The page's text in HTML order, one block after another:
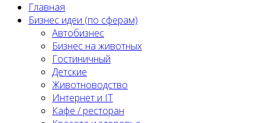
Главная
Бизнес идеи (по сферам)
Автобизнес
Бизнес на животных
Гостиничный
Детские
Животноводство
Интернет и IT
Кафе / ресторан